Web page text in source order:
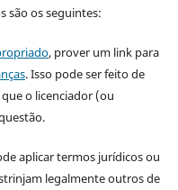
são os seguintes:
, prover um link para
. Isso pode ser feito de
o licenciador (ou
aplicar termos jurídicos ou
legalmente outros de